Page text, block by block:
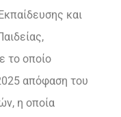
και
το οποίο
απόφαση του
η οποία